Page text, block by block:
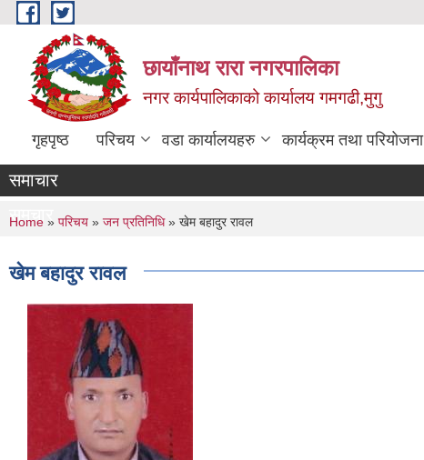
Skip to main content
छायाँनाथ रारा नगरपालिका
नगर कार्यपालिकाको कार्यालय गमगढी,मुगु
गृहपृष्ठ परिचय वडा कार्यालयहरु कार्यक्रम तथा परियोजना
समाचार
समचार
You are here
Home » परिचय » जन प्रतिनिधि» खेम बहादुर रावल
खेम बहादुर रावल